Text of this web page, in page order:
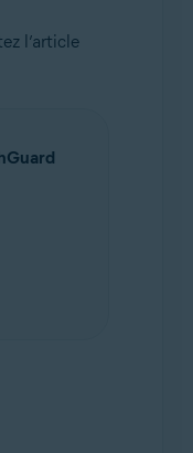
l’article